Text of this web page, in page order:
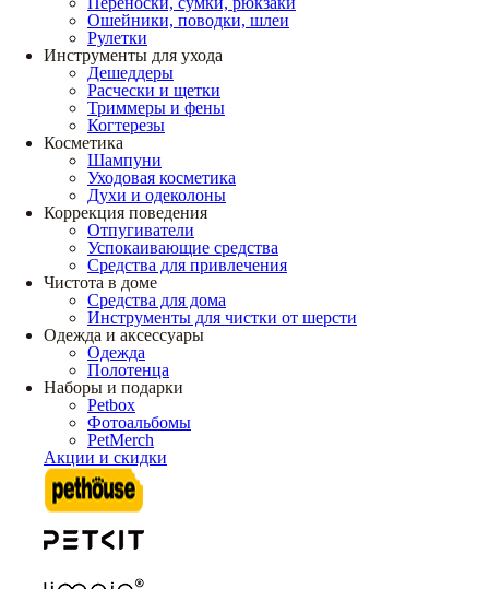
Ошейники, поводки, шлеи
Рулетки
Инструменты для ухода
Дешеддеры
Расчески и щетки
Триммеры и фены
Когтерезы
Косметика
Шампуни
Уходовая косметика
Духи и одеколоны
Коррекция поведения
Отпугиватели
Успокаивающие средства
Средства для привлечения
Чистота в доме
Средства для дома
Инструменты для чистки от шерсти
Одежда и аксессуары
Одежда
Полотенца
Наборы и подарки
Petbox
Фотоальбомы
PetMerch
Акции и скидки